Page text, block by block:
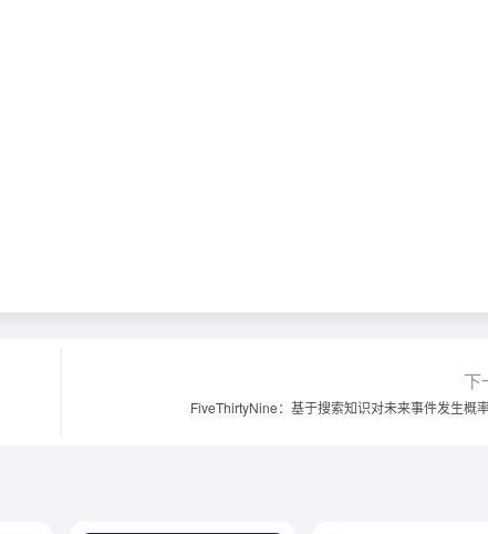
下
FiveThirtyNine：基于搜索知识对未来事件发生概